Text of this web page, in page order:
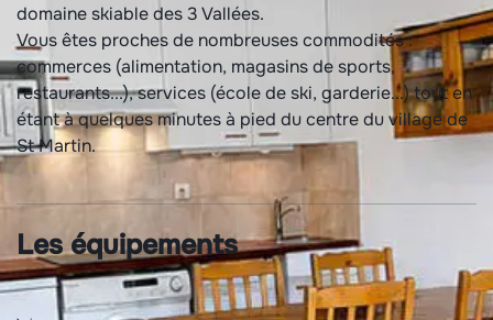
domaine skiable des 3 Vallées.
Vous êtes proches de nombreuses commodités :
commerces (alimentation, magasins de sports,
restaurants...), services (école de ski, garderie...) tout en
étant à quelques minutes à pied du centre du village de
St Martin.
Les équipements